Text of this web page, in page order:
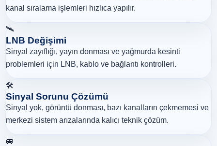
kanal sıralama işlemleri hızlıca yapılır.
🛰️
LNB Değişimi
Sinyal zayıflığı, yayın donması ve yağmurda kesinti
problemleri için LNB, kablo ve bağlantı kontrolleri.
🛠️
Sinyal Sorunu Çözümü
Sinyal yok, görüntü donması, bazı kanalların çekmemesi ve
merkezi sistem arızalarında kalıcı teknik çözüm.
🚐